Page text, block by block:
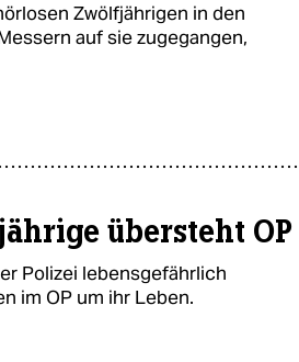
Zwölfjährigen in den
auf sie zugegangen,
übersteht OP
Polizei lebensgefährlich
im OP um ihr Leben.